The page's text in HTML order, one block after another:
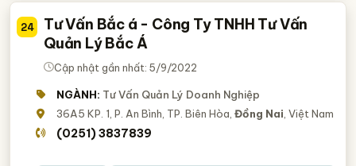
24
Tư Vấn Bắc á - Công Ty TNHH Tư Vấn
Quản Lý Bắc Á
Cập nhật gần nhất: 5/9/2022
NGÀNH: Tư Vấn Quản Lý Doanh Nghiệp
36A5 KP. 1, P. An Bình, TP. Biên Hòa,Đồng Nai , Việt Nam
(0251) 3837839